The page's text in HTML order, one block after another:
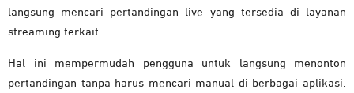
langsung mencari pertandingan live yang tersedia di layanan
streaming terkait.
Hal ini mempermudah pengguna untuk langsung menonton
pertandingan tanpa harus mencari manual di berbagai aplikasi.